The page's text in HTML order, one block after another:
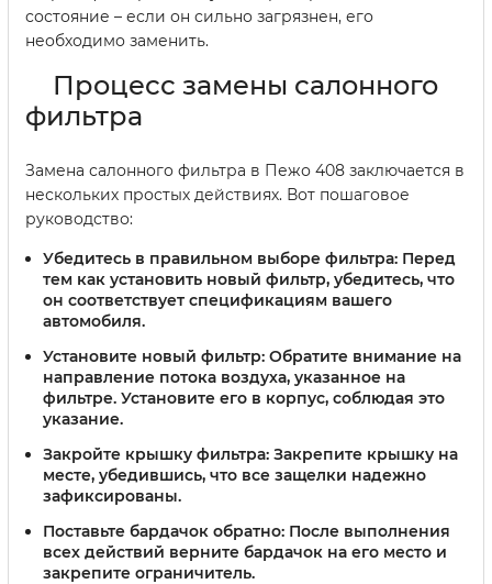
состояние – если он сильно загрязнен, его
необходимо заменить.
Процесс замены салонного
фильтра
Замена салонного фильтра в Пежо 408 заключается в
нескольких простых действиях. Вот пошаговое
руководство:
Убедитесь в правильном выборе фильтра: Перед
тем как установить новый фильтр, убедитесь, что
он соответствует спецификациям вашего
автомобиля.
Установите новый фильтр: Обратите внимание на
направление потока воздуха, указанное на
фильтре. Установите его в корпус, соблюдая это
указание.
Закройте крышку фильтра: Закрепите крышку на
месте, убедившись, что все защелки надежно
зафиксированы.
Поставьте бардачок обратно: После выполнения
всех действий верните бардачок на его место и
закрепите ограничитель.